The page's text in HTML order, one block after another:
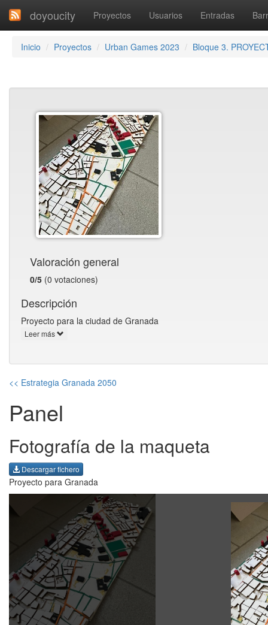
doyoucity Proyectos Usuarios Entradas
Inicio Proyectos Urban Games 2023 Bloque 3.
Valoración general
0/5 (0 votaciones)
Descripción
Proyecto para la ciudad de Granada
Leer más
<< Estrategia Granada 2050
Panel
Fotografía de la maqueta
Descargar fichero
Proyecto para Granada